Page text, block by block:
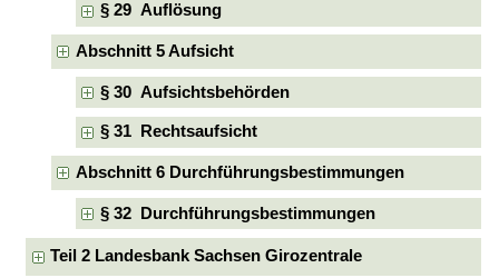
§ 29 Auflösung
Abschnitt 5 Aufsicht
§ 30 Aufsichtsbehörden
§ 31 Rechtsaufsicht
Abschnitt 6 Durchführungsbestimmungen
§ 32 Durchführungsbestimmungen
Teil 2 Landesbank Sachsen Girozentrale